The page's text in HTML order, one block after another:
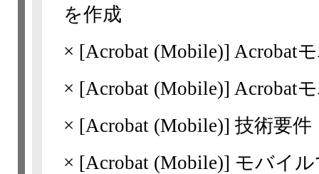
を作成
× [Acrobat (Mobile)] Acrobat
× [Acrobat (Mobile)] Acrobat
× [Acrobat (Mobile)] 技術要件
× [Acrobat (Mobile)] モバイ